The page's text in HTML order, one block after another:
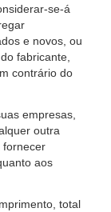
se-á
e novos, ou
fabricante,
contrário do
empresas,
outra
fornecer
aos
total